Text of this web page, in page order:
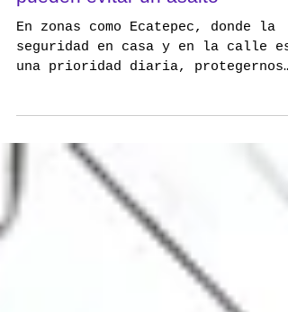
🛡️ Seguridad al meter y sacar tu
auto del garaje: medidas que
En zonas como Ecatepec, donde la
una prioridad diaria, protegernos
desde lo más básico es clave.
Uno...